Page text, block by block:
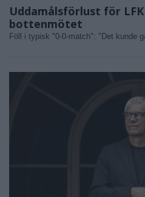
Uddamålsförlust för
bottenmötet
Föll i typisk "0-0-match": "Det kunde